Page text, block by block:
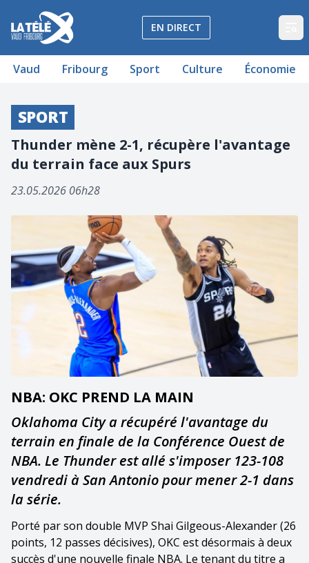
La Télé - Télévision régionale Vaud et Fribourg
EN DIRECT
Vaud Fribourg Sport Culture Économie
SPORT
Thunder mène 2-1, récupère l'avantage
du terrain face aux Spurs
23.05.2026 06h28
NBA: OKC PREND LA MAIN
Oklahoma City a récupéré l'avantage du
terrain en finale de la Conférence Ouest de
NBA. Le Thunder est allé s'imposer 123-108
vendredi à San Antonio pour mener 2-1 dans
la série.
Porté par son double MVP Shai Gilgeous-Alexander (26
points, 12 passes décisives), OKC est désormais à deux
succès d'une nouvelle finale NBA. Le tenant du titre a